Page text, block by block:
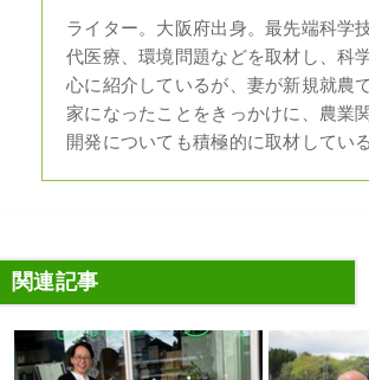
ライター。大阪府出身。最先端科学
代医療、環境問題などを取材し、科
心に紹介しているが、妻が新規就農
家になったことをきっかけに、農業
開発についても積極的に取材している
関連記事